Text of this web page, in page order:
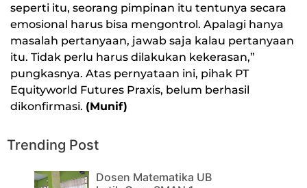
seperti itu, seorang pimpinan itu tentunya secara
emosional harus bisa mengontrol. Apalagi hanya
masalah pertanyaan, jawab saja kalau pertanyaan
itu. Tidak perlu harus dilakukan kekerasan,”
pungkasnya. Atas pernyataan ini, pihak PT
Equityworld Futures Praxis, belum berhasil
dikonfirmasi. (Munif)
Trending Post
Dosen Matematika UB